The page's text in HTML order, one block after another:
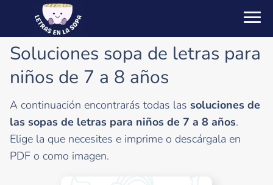
Soluciones sopa de letras para
niños de 7 a 8 años
A continuación encontrarás todas las soluciones de
las sopas de letras para niños de 7 a 8 años.
Elige la que necesites e imprime o descárgala en
PDF o como imagen.